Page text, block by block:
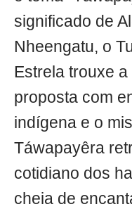
significado de
Nheengatu, o
Estrela trouxe
proposta com
indígena e o
Táwapayêra
cotidiano dos
cheia de